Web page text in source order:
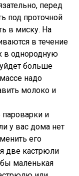
перед
под проточной
в миску. На
в течение
в однородную
больше
надо
молоко и
пароварки и
у вас дома нет
его
две кастрюли
маленькая